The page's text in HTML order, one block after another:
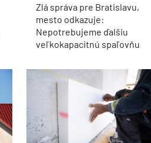
Zlá správa pre Bratislavu,
mesto odkazuje:
Nepotrebujeme ďalšiu
veľkokapacitnú spaľovňu